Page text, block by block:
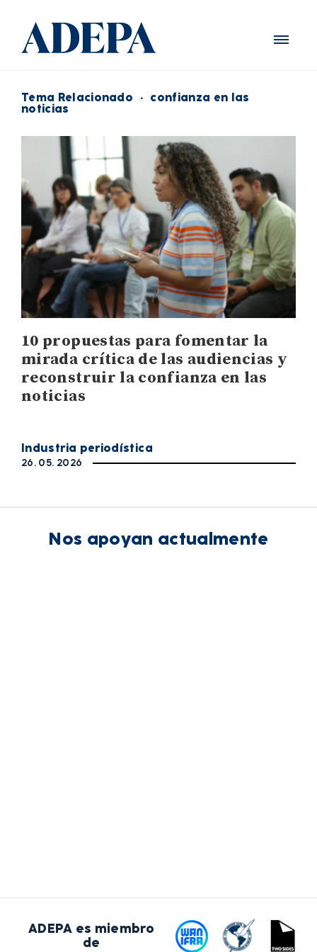
Tema Relacionado · confianza en las
noticias
10 propuestas para fomentar la
mirada crítica de las audiencias y
reconstruir la confianza en las
noticias
Industria periodística
26. 05. 2026
Nos apoyan actualmente
ADEPA es miembro
de